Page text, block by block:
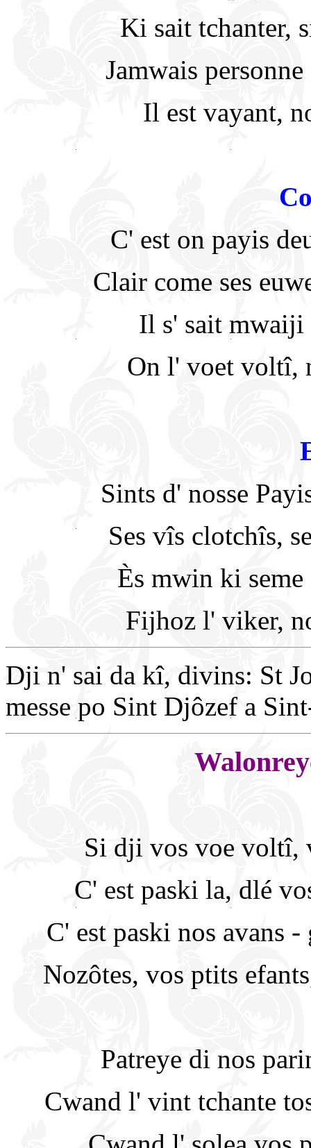
Ki sait tchanter,
Jamwais
Il est vayant,
C' est on payis
Clair come ses
Il s' sait mwaiji
On l' voet voltî,
Sints d' nosse
Ses vîs clotchîs,
Ès mwin ki
Fijhoz l' viker,
Dji n' sai da kî, divins: St
messe po Sint Djôzef a
Si dji vos voe voltî,
C' est paski la, dlé
C' est paski nos avans
Nozôtes, vos ptits
Patreye di nos
Cwand l' vint tchante